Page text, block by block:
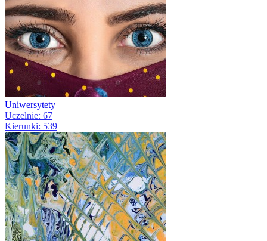
Uniwersytety
Uczelnie: 67
Kierunki: 539